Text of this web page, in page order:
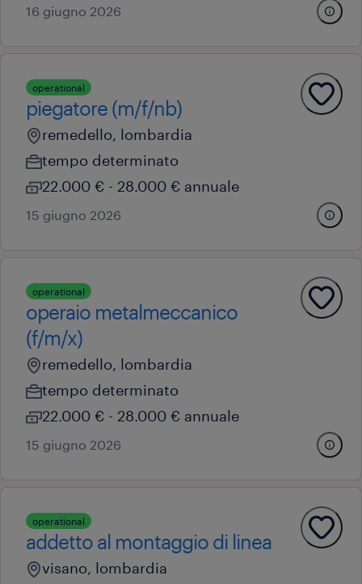
16 giugno 2026
operational
piegatore (m/f/nb)
remedello, lombardia
tempo determinato
22.000 € - 28.000 € annuale
15 giugno 2026
operational
operaio metalmeccanico
(f/m/x)
remedello, lombardia
tempo determinato
22.000 € - 28.000 € annuale
15 giugno 2026
operational
addetto al montaggio di linea
visano, lombardia